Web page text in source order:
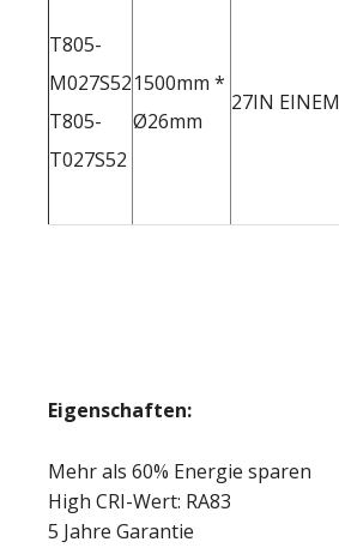
T805-
M027S52
T805-
T027S52
1500mm *
Ø26mm
27IN EINEM
Eigenschaften:
Mehr als 60% Energie sparen
High CRI-Wert: RA83
5 Jahre Garantie